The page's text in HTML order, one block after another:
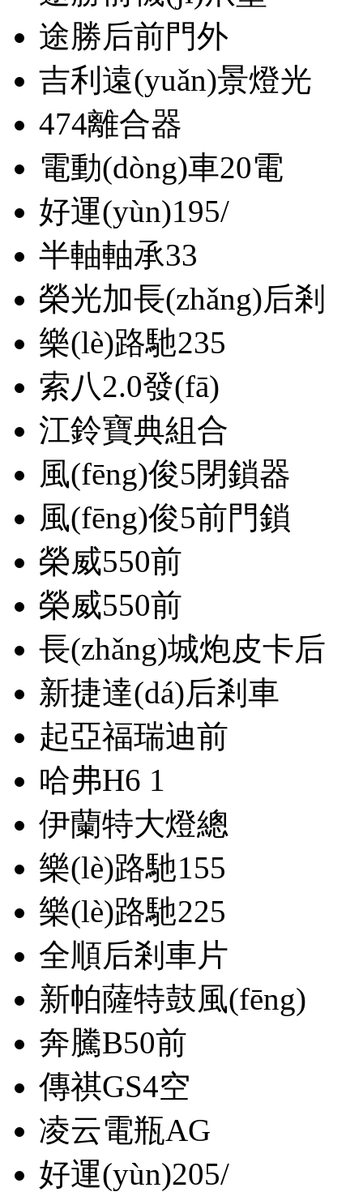
途勝后前門外
吉利遠(yuǎn)景燈光
474離合器
電動(dòng)車20電
好運(yùn)195/
半軸軸承33
榮光加長(zhǎng)后剎
樂(lè)路馳235
索八2.0發(fā)
江鈴寶典組合
風(fēng)俊5閉鎖器
風(fēng)俊5前門鎖
榮威550前
榮威550前
長(zhǎng)城炮皮卡后
新捷達(dá)后剎車
起亞福瑞迪前
哈弗H6 1
伊蘭特大燈總
樂(lè)路馳155
樂(lè)路馳225
全順后剎車片
新帕薩特鼓風(fēng)
奔騰B50前
傳祺GS4空
凌云電瓶AG
好運(yùn)205/